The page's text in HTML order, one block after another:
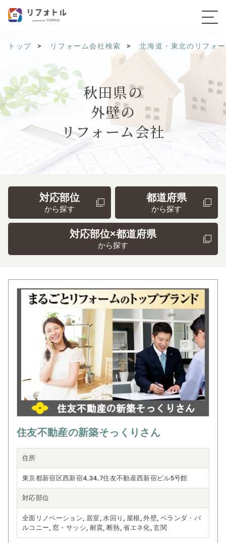
トップ リフォーム会社検索 北海道・東北のリフォ
秋田県の
外壁の
リフォーム会社
対応部位
から探す
都道府県
から探す
対応部位×都道府県
から探す
住友不動産の新築そっくりさん
住所
東京都新宿区西新宿4₋34₋7住友不動産西新宿ビル5号館
対応部位
全面リノベーション, 居室, 水回り, 屋根, 外壁, ベランダ・バ
ルコニー, 窓・サッシ, 耐震, 断熱, 省エネ化, 玄関